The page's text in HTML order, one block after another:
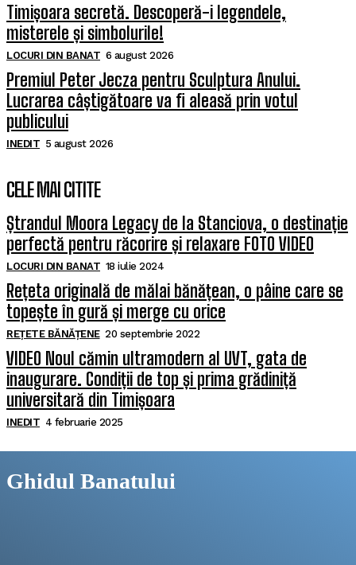
Timișoara secretă. Descoperă-i legendele,
misterele și simbolurile!
LOCURI DIN BANAT 6 august 2026
Premiul Peter Jecza pentru Sculptura Anului.
Lucrarea câștigătoare va fi aleasă prin votul
publicului
INEDIT 5 august 2026
CELE MAI CITITE
Ștrandul Moora Legacy de la Stanciova, o destinație
perfectă pentru răcorire și relaxare FOTO VIDEO
LOCURI DIN BANAT 18 iulie 2024
Rețeta originală de mălai bănățean, o pâine care se
topește în gură și merge cu orice
REȚETE BĂNĂȚENE 20 septembrie 2022
VIDEO Noul cămin ultramodern al UVT, gata de
inaugurare. Condiții de top și prima grădiniță
universitară din Timișoara
INEDIT 4 februarie 2025
Ghidul Banatului